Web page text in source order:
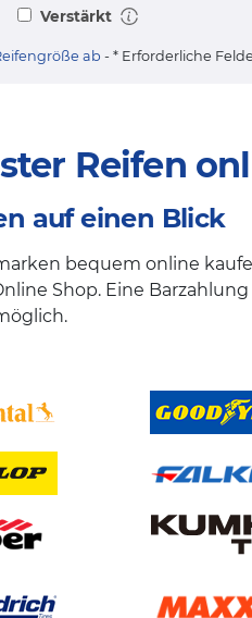
Verstärkt
ab - * Erforderliche
Reifen
auf einen Blick
bequem online
Shop. Eine